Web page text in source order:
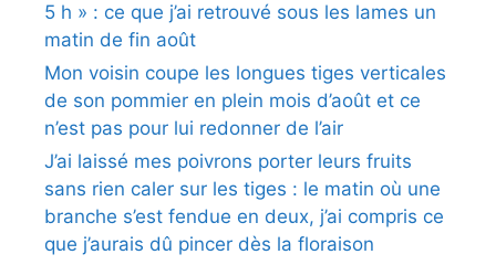
5 h » : ce que j’ai retrouvé sous les lames un
matin de fin août
Mon voisin coupe les longues tiges verticales
de son pommier en plein mois d’août et ce
n’est pas pour lui redonner de l’air
J’ai laissé mes poivrons porter leurs fruits
sans rien caler sur les tiges : le matin où une
branche s’est fendue en deux, j’ai compris ce
que j’aurais dû pincer dès la floraison